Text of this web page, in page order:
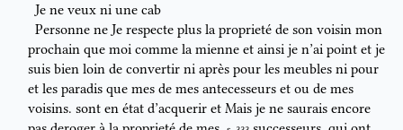
Je ne veux ni une cab
Personne neJe respecte plusla proprieté de son voisinmon
prochain que moi comme la mienne et ainsi je n’ai point et je
suis bien loin de convertir ni après pour les meubles ni pour
et les paradis que mes de mes antecesseurs et ou de mes
voisins. sont en état d’acquerir et Mais je ne saurais encore